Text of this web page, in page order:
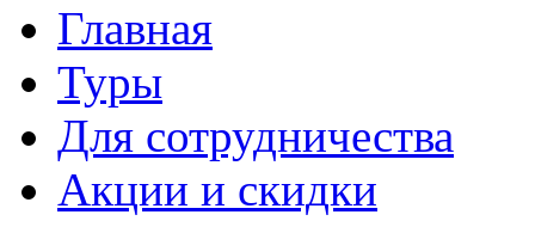
Главная
Туры
Для сотрудничества
Акции и скидки